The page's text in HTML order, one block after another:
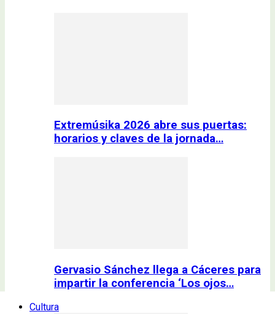
Extremúsika 2026 abre sus puertas:
horarios y claves de la jornada…
Gervasio Sánchez llega a Cáceres para
impartir la conferencia ‘Los ojos…
Cultura